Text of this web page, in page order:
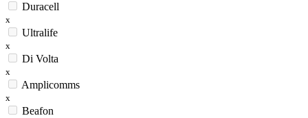
Duracell
x
Ultralife
x
Di Volta
x
Amplicomms
x
Beafon